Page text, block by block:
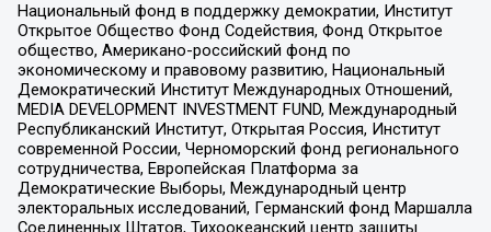
Национальный фонд в поддержку демократии, Институт
Открытое Общество Фонд Содействия, Фонд Открытое
общество, Американо-российский фонд по
экономическому и правовому развитию, Национальный
Демократический Институт Международных Отношений,
MEDIA DEVELOPMENT INVESTMENT FUND, Международный
Республиканский Институт, Открытая Россия, Институт
современной России, Черноморский фонд регионального
сотрудничества, Европейская Платформа за
Демократические Выборы, Международный центр
электоральных исследований, Германский фонд Маршалла
Соединенных Штатов, Тихоокеанский центр защиты